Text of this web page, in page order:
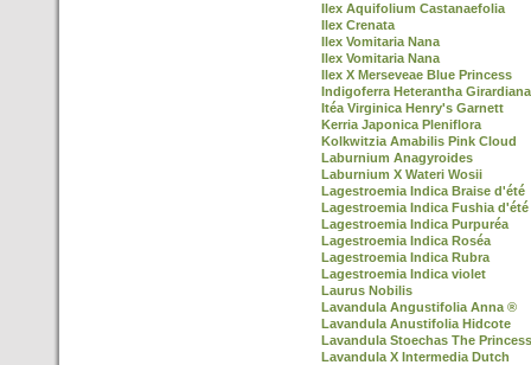
Ilex Aquifolium Castanaefolia
Ilex Crenata
Ilex Vomitaria Nana
Ilex Vomitaria Nana
Ilex X Merseveae Blue Princess
Indigoferra Heterantha Girardiana
Itéa Virginica Henry's Garnett
Kerria Japonica Pleniflora
Kolkwitzia Amabilis Pink Cloud
Laburnium Anagyroides
Laburnium X Wateri Wosii
Lagestroemia Indica Braise d'été
Lagestroemia Indica Fushia d'été
Lagestroemia Indica Purpuréa
Lagestroemia Indica Roséa
Lagestroemia Indica Rubra
Lagestroemia Indica violet
Laurus Nobilis
Lavandula Angustifolia Anna ®
Lavandula Anustifolia Hidcote
Lavandula Stoechas The
Lavandula X Intermedia Dutch